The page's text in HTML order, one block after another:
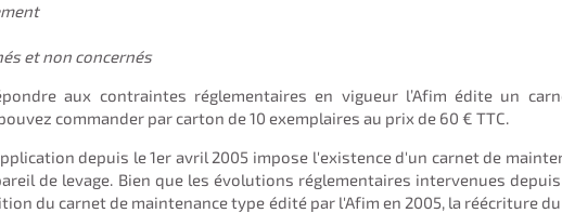
et non concernés
aux contraintes réglementaires en vigueur l’Afim édite un
commander par carton de 10 exemplaires au prix de 60 € TTC.
depuis le 1er avril 2005 impose l'existence d'un carnet de
de levage. Bien que les évolutions réglementaires intervenues
du carnet de maintenance type édité par l'Afim en 2005, la réécriture du